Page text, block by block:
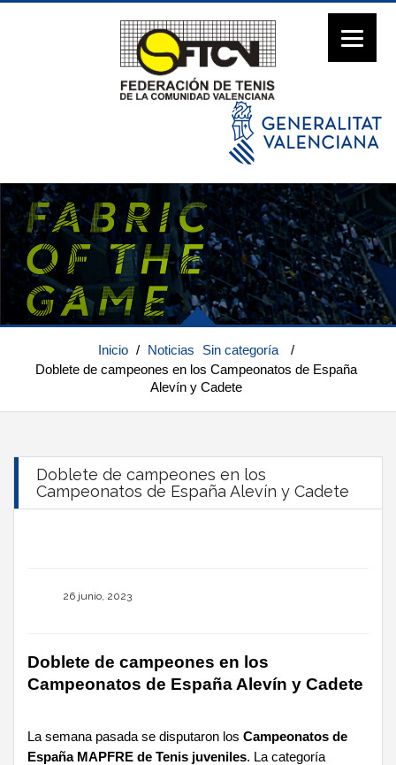
Inicio / Noticias Sin categoría
/
Doblete de campeones en los Campeonatos de España
Alevín y Cadete
Doblete de campeones en los
Campeonatos de España Alevín y Cadete
26 junio, 2023
Doblete de campeones en los
Campeonatos de España Alevín y Cadete
La semana pasada se disputaron los Campeonatos de
España MAPFRE de Tenis juveniles. La categoría